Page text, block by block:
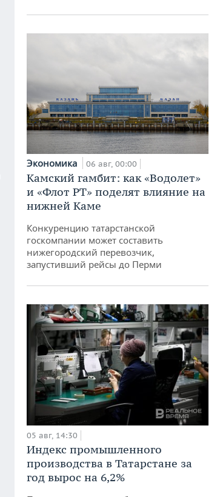
Экономика 06 авг, 00:00
Камский гамбит: как «Водолет»
и «Флот РТ» поделят влияние на
нижней Каме
Конкуренцию татарстанской
госкомпании может составить
нижегородский перевозчик,
запустивший рейсы до Перми
05 авг, 14:30
Индекс промышленного
производства в Татарстане за
год вырос на 6,2%